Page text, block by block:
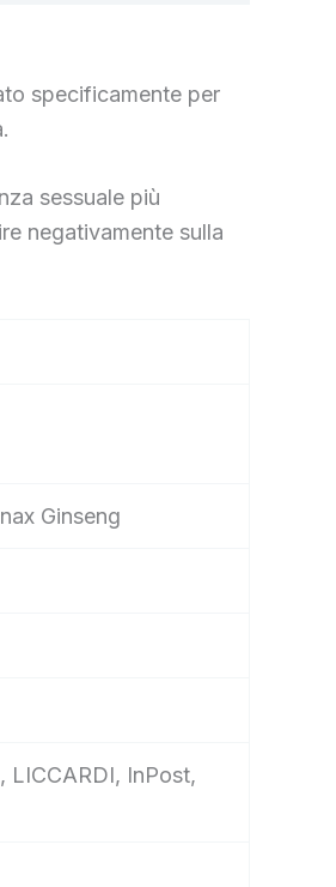
specificamente per
sessuale più
negativamente sulla
Ginseng
LICCARDI, InPost,